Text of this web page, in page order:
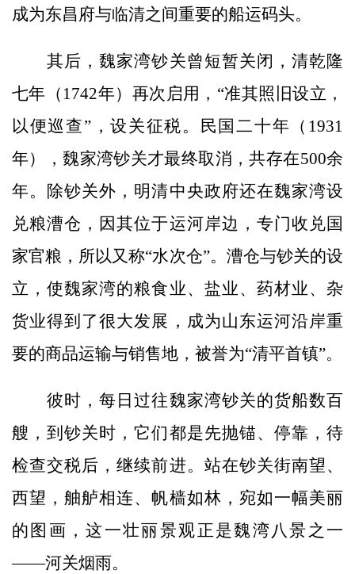
成为东昌府与临清之间重要的船运码头。
其后，魏家湾钞关曾短暂关闭，清乾隆
七年（1742年）再次启用，“准其照旧设立，
以便巡查”，设关征税。民国二十年（1931
年），魏家湾钞关才最终取消，共存在500余
年。除钞关外，明清中央政府还在魏家湾设
兑粮漕仓，因其位于运河岸边，专门收兑国
家官粮，所以又称“水次仓”。漕仓与钞关的设
立，使魏家湾的粮食业、盐业、药材业、杂
货业得到了很大发展，成为山东运河沿岸重
要的商品运输与销售地，被誉为“清平首镇”。
彼时，每日过往魏家湾钞关的货船数百
艘，到钞关时，它们都是先抛锚、停靠，待
检查交税后，继续前进。站在钞关街南望、
西望，舳舻相连、帆樯如林，宛如一幅美丽
的图画，这一壮丽景观正是魏湾八景之一
——河关烟雨。